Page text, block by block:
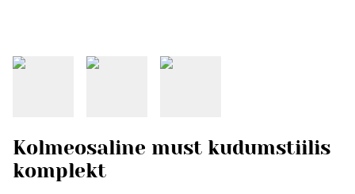
Kolmeosaline must kudumstiilis
komplekt